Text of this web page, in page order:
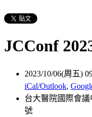
JCConf
2023/10/06(周五)
iCal/Outlook,
台大醫院國際會
號